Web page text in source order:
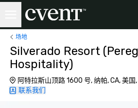
场地
Silverado Resort
Hospitality)
阿特拉斯山顶路 1600 号, 纳帕, CA, 美
联系我们